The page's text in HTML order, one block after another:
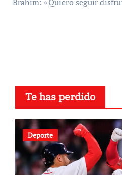
Te has perdido
Deporte